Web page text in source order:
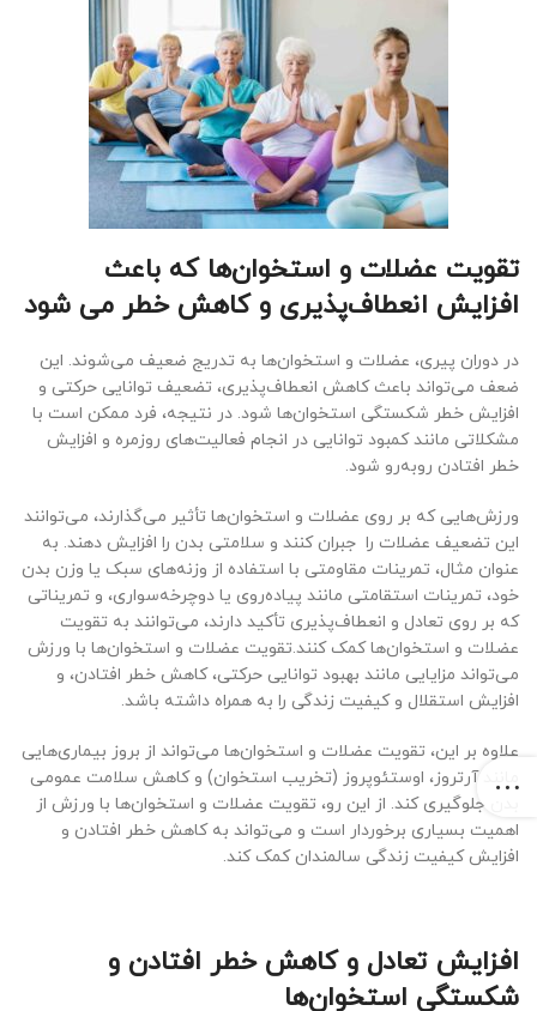
تقویت عضلات و استخوان‌ها که باعث
افزایش انعطاف‌پذیری و کاهش خطر می شود
در دوران پیری، عضلات و استخوان‌ها به تدریج ضعیف می‌شوند. این
ضعف می‌تواند باعث کاهش انعطاف‌پذیری، تضعیف توانایی حرکتی و
افزایش خطر شکستگی استخوان‌ها شود. در نتیجه، فرد ممکن است با
مشکلاتی مانند کمبود توانایی در انجام فعالیت‌های روزمره و افزایش
خطر افتادن روبه‌رو شود.
ورزش‌هایی که بر روی عضلات و استخوان‌ها تأثیر می‌گذارند، می‌توانند
این تضعیف عضلات را جبران کنند و سلامتی بدن را افزایش دهند. به
عنوان مثال، تمرینات مقاومتی با استفاده از وزنه‌های سبک یا وزن بدن
خود، تمرینات استقامتی مانند پیاده‌روی یا دوچرخه‌سواری، و تمریناتی
که بر روی تعادل و انعطاف‌پذیری تأکید دارند، می‌توانند به تقویت
عضلات و استخوان‌ها کمک کنند.تقویت عضلات و استخوان‌ها با ورزش
می‌تواند مزایایی مانند بهبود توانایی حرکتی، کاهش خطر افتادن، و
افزایش استقلال و کیفیت زندگی را به همراه داشته باشد.
علاوه بر این، تقویت عضلات و استخوان‌ها می‌تواند از بروز بیماری‌هایی
مانند آرتروز، اوستئوپروز (تخریب استخوان) و کاهش سلامت عمومی
بدن جلوگیری کند. از این رو، تقویت عضلات و استخوان‌ها با ورزش از
اهمیت بسیاری برخوردار است و می‌تواند به کاهش خطر افتادن و
افزایش کیفیت زندگی سالمندان کمک کند.
افزایش تعادل و کاهش خطر افتادن و
شکستگی استخوان‌ها